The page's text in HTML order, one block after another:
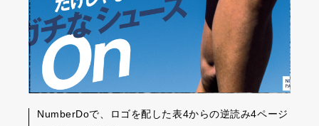
NumberDoで、ロゴを配した表4からの逆読み4ページ